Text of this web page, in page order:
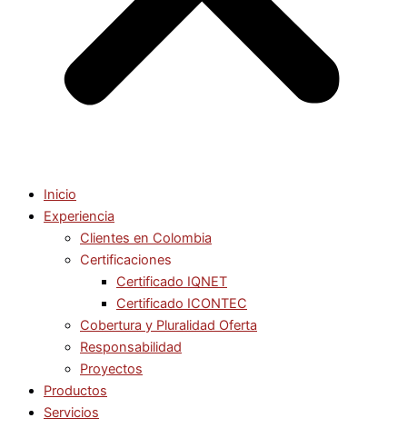
Inicio
Experiencia
Clientes en Colombia
Certificaciones
Certificado IQNET
Certificado ICONTEC
Cobertura y Pluralidad Oferta
Responsabilidad
Proyectos
Productos
Servicios